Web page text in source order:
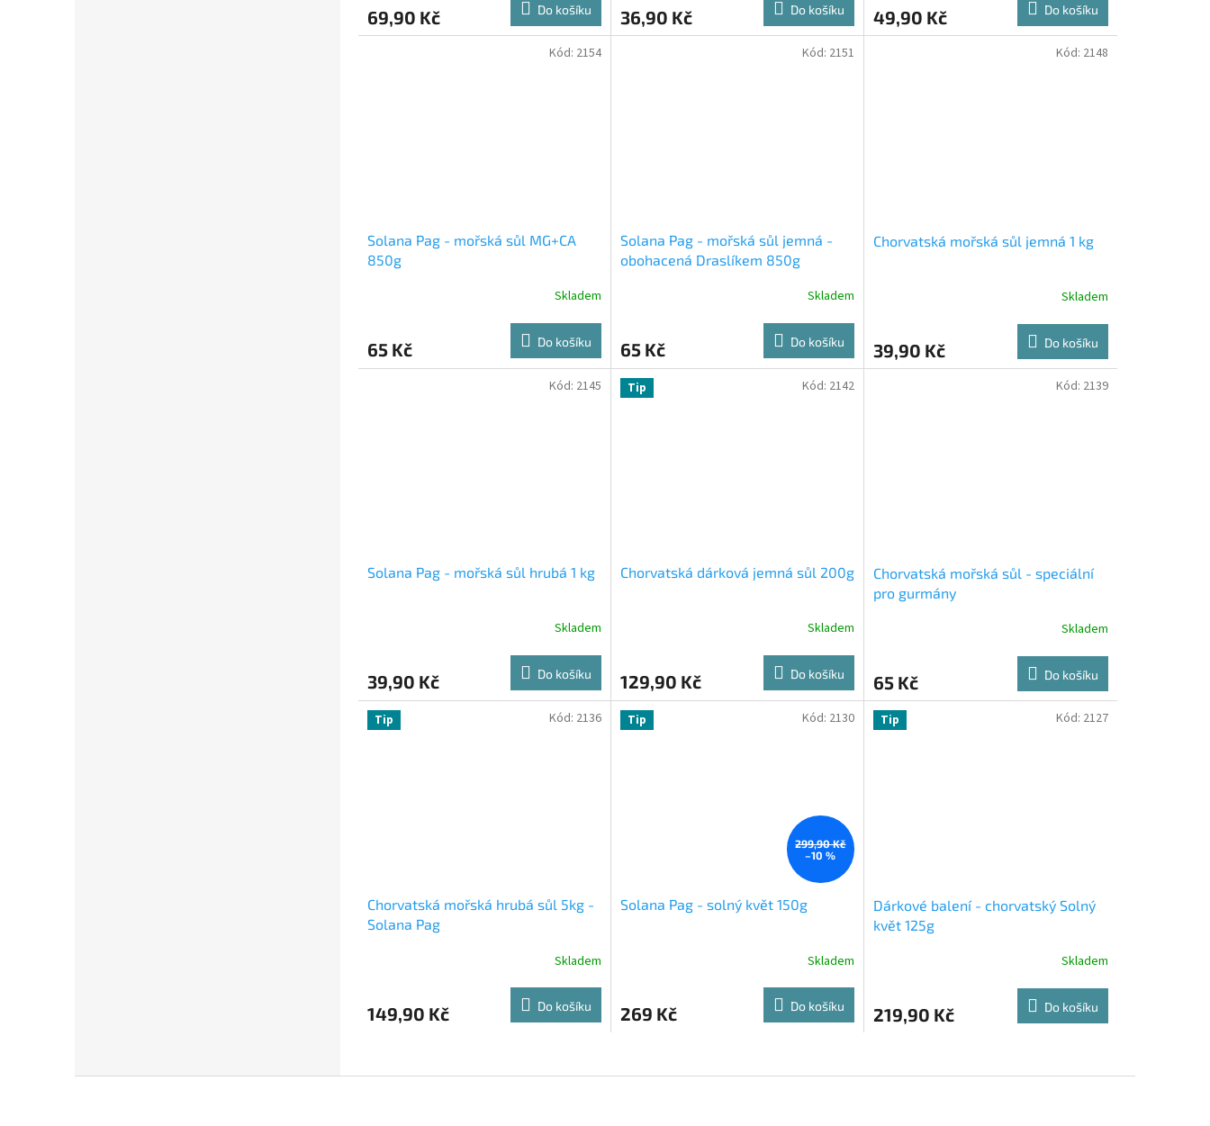
69,90 Kč Do košíku 36,90 Kč Do košíku 49,90 Kč Do košíku
Solana Pag - mořská sůl MG+CA
850g
Skladem
65 Kč Do košíku
Kód: 2154
Solana Pag - mořská sůl jemná -
obohacená Draslíkem 850g
Skladem
65 Kč Do košíku
Kód: 2151
Chorvatská mořská sůl jemná 1 kg
Skladem
39,90 Kč Do košíku
Kód: 2148
Solana Pag - mořská sůl hrubá 1 kg
Skladem
39,90 Kč Do košíku
Kód: 2145 Tip
Chorvatská dárková jemná sůl 200g
Skladem
129,90 Kč Do košíku
Kód: 2142
Chorvatská mořská sůl - speciální
pro gurmány
Skladem
65 Kč Do košíku
Kód: 2139
Tip
Chorvatská mořská hrubá sůl 5kg -
Solana Pag
Skladem
149,90 Kč Do košíku
Kód: 2136 Tip
299,90 Kč
–10 %
Solana Pag - solný květ 150g
Skladem
269 Kč Do košíku
Kód: 2130 Tip
Dárkové balení - chorvatský Solný
květ 125g
Skladem
219,90 Kč Do košíku
Kód: 2127
v